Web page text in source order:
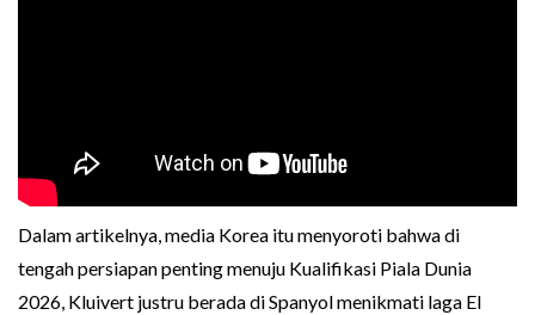
Dalam artikelnya, media Korea itu menyoroti bahwa di
tengah persiapan penting menuju Kualifikasi Piala Dunia
2026, Kluivert justru berada di Spanyol menikmati laga El